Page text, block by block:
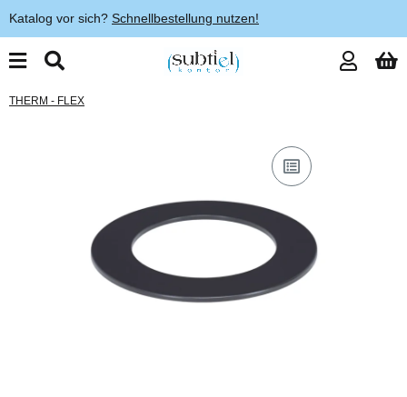
Katalog vor sich? Schnellbestellung nutzen!
THERM - FLEX